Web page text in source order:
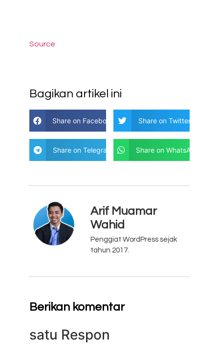
Source
Bagikan artikel ini
Share on Facebook Share on Twitter
Share on Telegram Share on WhatsApp
Arif Muamar
Wahid
Penggiat WordPress sejak
tahun 2017.
Berikan komentar
satu Respon